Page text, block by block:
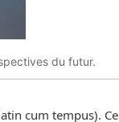
du futur.
cum tempus). Ce